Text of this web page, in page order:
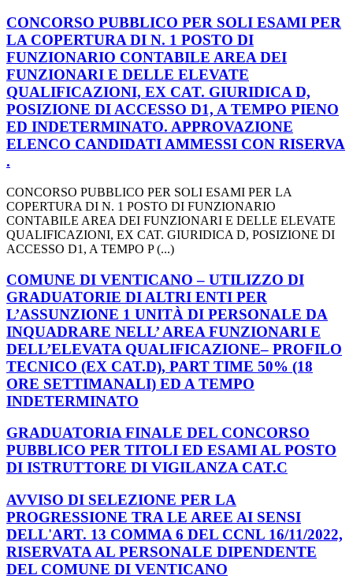
CONCORSO PUBBLICO PER SOLI ESAMI PER
LA COPERTURA DI N. 1 POSTO DI
FUNZIONARIO CONTABILE AREA DEI
FUNZIONARI E DELLE ELEVATE
QUALIFICAZIONI, EX CAT. GIURIDICA D,
POSIZIONE DI ACCESSO D1, A TEMPO PIENO
ED INDETERMINATO. APPROVAZIONE
ELENCO CANDIDATI AMMESSI CON RISERVA
.
CONCORSO PUBBLICO PER SOLI ESAMI PER LA
COPERTURA DI N. 1 POSTO DI FUNZIONARIO
CONTABILE AREA DEI FUNZIONARI E DELLE ELEVATE
QUALIFICAZIONI, EX CAT. GIURIDICA D, POSIZIONE DI
ACCESSO D1, A TEMPO P (...)
COMUNE DI VENTICANO – UTILIZZO DI
GRADUATORIE DI ALTRI ENTI PER
L’ASSUNZIONE 1 UNITÀ DI PERSONALE DA
INQUADRARE NELL’ AREA FUNZIONARI E
DELL’ELEVATA QUALIFICAZIONE– PROFILO
TECNICO (EX CAT.D), PART TIME 50% (18
ORE SETTIMANALI) ED A TEMPO
INDETERMINATO
GRADUATORIA FINALE DEL CONCORSO
PUBBLICO PER TITOLI ED ESAMI AL POSTO
DI ISTRUTTORE DI VIGILANZA CAT.C
AVVISO DI SELEZIONE PER LA
PROGRESSIONE TRA LE AREE AI SENSI
DELL'ART. 13 COMMA 6 DEL CCNL 16/11/2022,
RISERVATA AL PERSONALE DIPENDENTE
DEL COMUNE DI VENTICANO